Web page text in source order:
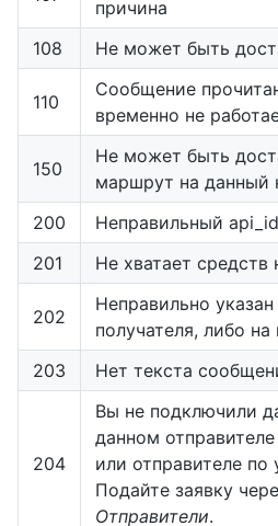
причина
108
Не может быть
110
Сообщение
временно не
150
Не может быть
маршрут на данный
200
Неправильный api_id
201
Не хватает средств
202
Неправильно
получателя, либо
203
Нет текста
204
Вы не подключили
данном
или отправителе
Подайте заявку
Отправители.